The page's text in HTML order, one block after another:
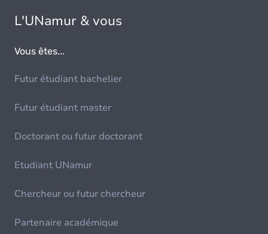
L'UNamur & vous
Vous êtes...
Futur étudiant bachelier
Futur étudiant master
Doctorant ou futur doctorant
Etudiant UNamur
Chercheur ou futur chercheur
Partenaire académique